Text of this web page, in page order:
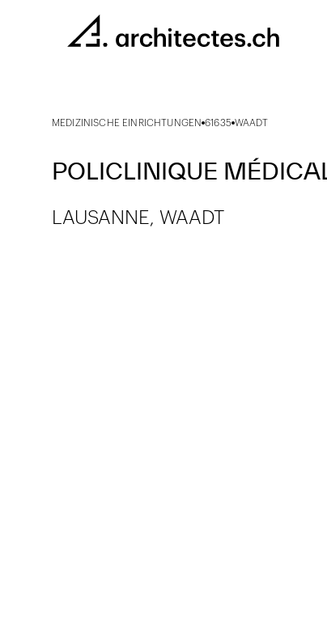
MEDIZINISCHE EINRICHTUNGEN 61635 WAADT
POLICLINIQUE
LAUSANNE, WAADT